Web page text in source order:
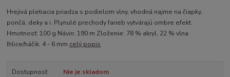
Hrejivá pletiacia priadza s podielom vlny, vhodná najme na čiapky,
pončá, deky a i. Plynulé prechody farieb vytvárajú ombre efekt.
Hmotnosť: 100 g Návin: 190 m Zloženie: 78 % akryl, 22 % vlna
Ihlice/háčik: 4 - 6 mm celý popis
Dostupnosť Nie je skladom